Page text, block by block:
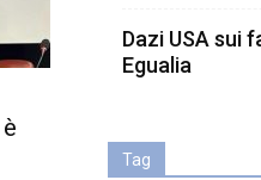
Dazi USA sui
Egualia
Tag